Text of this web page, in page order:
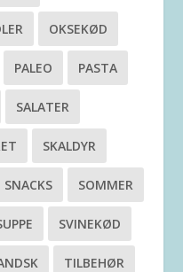
OKSEKØD
PALEO PASTA
SALATER
SKALDYR
SNACKS SOMMER
SVINEKØD
TILBEHØR